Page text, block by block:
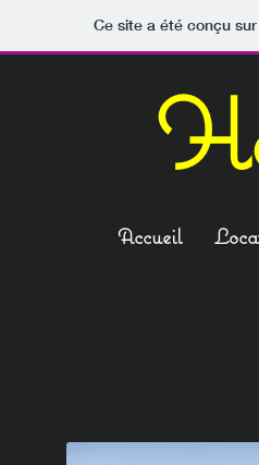
Ce site a été conçu
Accueil